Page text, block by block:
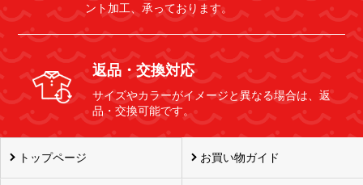
ント加工、承っております。
返品・交換対応
サイズやカラーがイメージと異なる場合は、返
品・交換可能です。
トップページ お買い物ガイド